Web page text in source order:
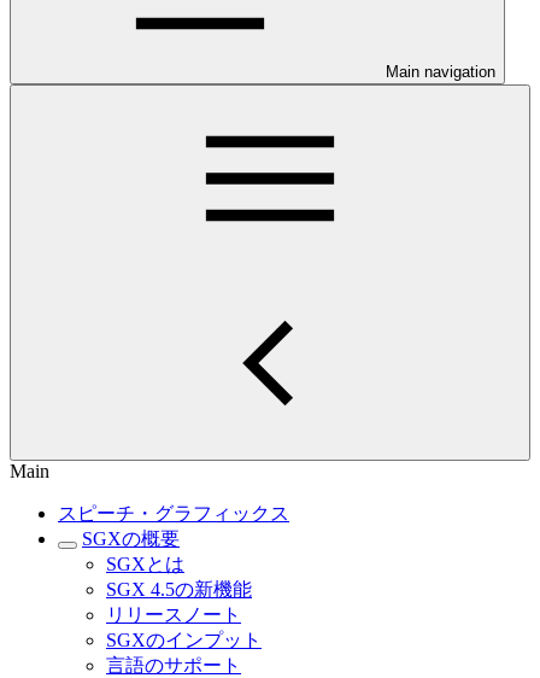
Main navigation
Main
スピーチ・グラフィックス
SGXの概要
SGXとは
SGX 4.5の新機能
リリースノート
SGXのインプット
言語のサポート